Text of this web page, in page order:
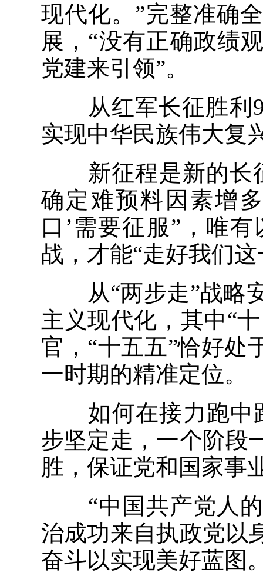
现代化。”完整准确
展，“没有正确政绩
党建来引领”。
从红军长征胜利
实现中华民族伟大复
新征程是新的长征
确定难预料因素增
口’需要征服”，唯
战，才能“走好我们
从“两步走”战略安
主义现代化，其中“
官，“十五五”恰好处
一时期的精准定位。
如何在接力跑中跑
步坚定走，一个阶段
胜，保证党和国家事
“中国共产党人的
治成功来自执政党以
奋斗以实现美好蓝图